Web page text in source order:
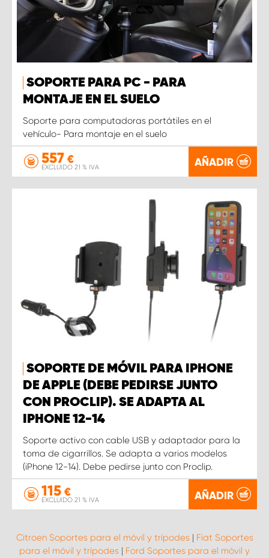
SOPORTE PARA PC - PARA
MONTAJE EN EL SUELO
Soporte para computadoras portátiles en el
vehículo- Para montaje en el suelo
557 €
EXCLUIDO 21 % IVA AÑADIR
SOPORTE DE MÓVIL PARA IPHONE
DE APPLE (DEBE PEDIRSE JUNTO
CON PROCLIP). SE ADAPTA AL
IPHONE 12-14
Soporte activo con cable USB y adaptador para la
toma de cigarrillos. Se adapta a varios modelos
(iPhone 12-14). Debe pedirse junto con Proclip.
115 €
EXCLUIDO 21 % IVA AÑADIR
Citroen Soportes para el móvil y trípodes | Fiat Soportes
para el móvil y trípodes | Ford Soportes para el móvil y